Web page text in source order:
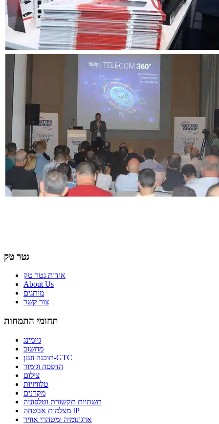
גטר טק
אודות גטר טק
About Us
מותגים
צור קשר
תחומי התמחות
גיימינג
מחשוב
תוכנה וענן-GTC
הדפסה וגימור
צילום
טלוויזיות
מקרנים
תשתיות תקשורת וטלפוניה
מצלמות אבטחה IP
ארגונומיה ומטהרי אוויר